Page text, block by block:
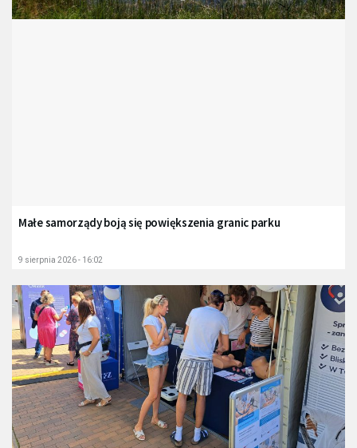
Małe samorządy boją się powiększenia granic parku
9 sierpnia 2026 - 16:02